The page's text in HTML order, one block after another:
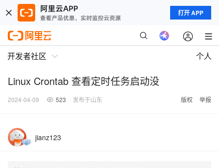
打开 APP
开发者社区 个人
Linux Crontab 查看定时任务启动没
2024-04-09 523 发布于山东 版权 举报
jianz123